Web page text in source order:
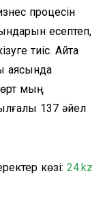
процесін
есептеп,
тиіс. Айта
аясында
мың
137 әйел
көзі: 24.kz